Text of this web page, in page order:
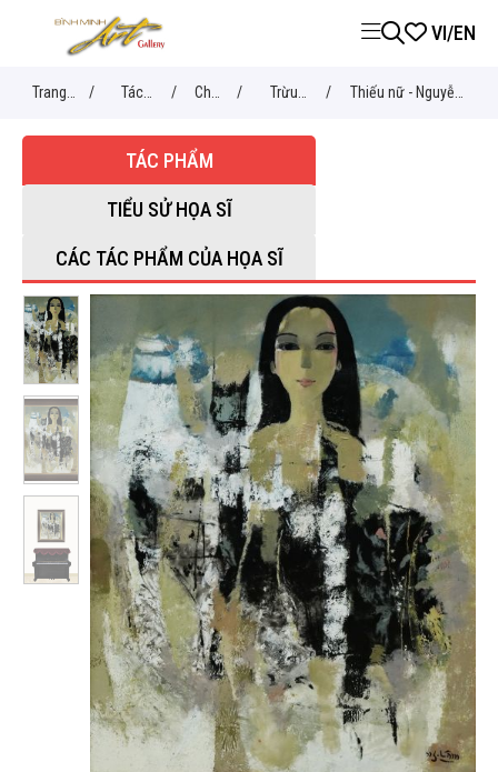
VI/EN
Trang
chủ
/ Tác
phẩm
/ Chủ
đề
/ Trừu
tượng
/ Thiếu nữ - Nguyễn
TÁC PHẨM
TIỂU SỬ HỌA SĨ
CÁC TÁC PHẨM CỦA HỌA SĨ